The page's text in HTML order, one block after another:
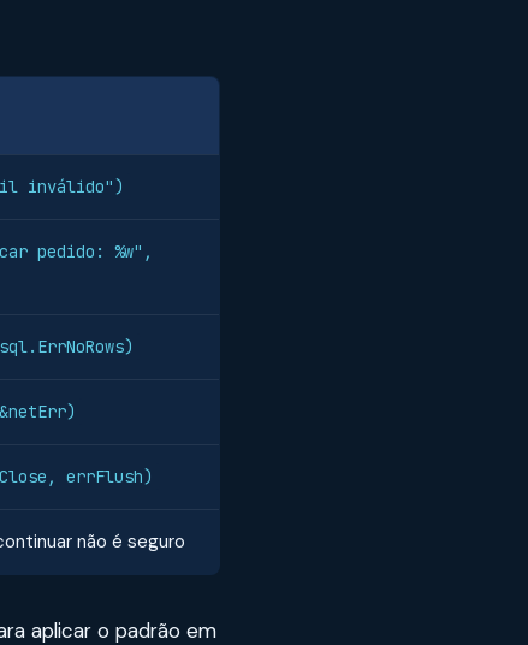
inválido")
pedido: %w",
errFlush)
não é seguro
aplicar o padrão em